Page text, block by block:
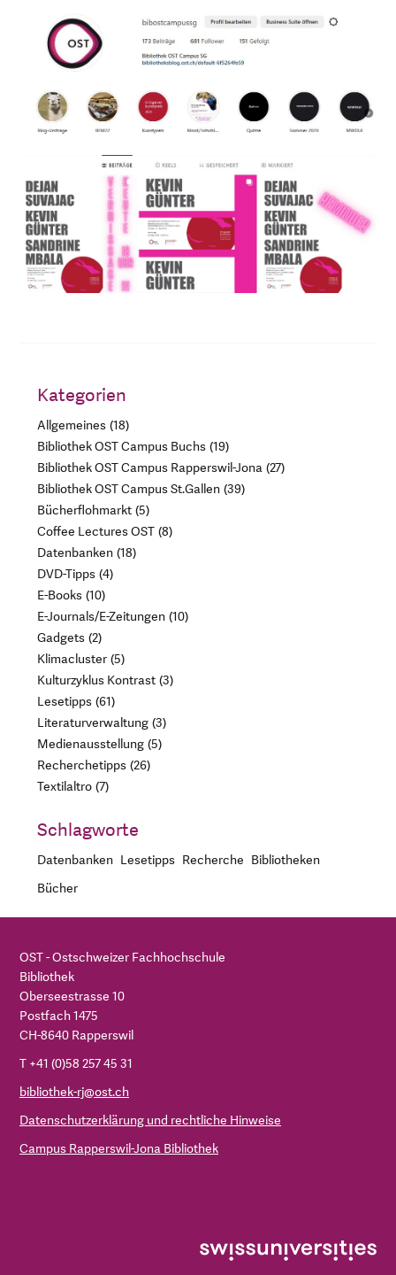
Kategorien
Allgemeines 18
Bibliothek OST Campus Buchs 19
Bibliothek OST Campus Rapperswil-Jona 27
Bibliothek OST Campus St.Gallen 39
Bücherflohmarkt 5
Coffee Lectures OST 8
Datenbanken 18
DVD-Tipps 4
E-Books 10
E-Journals/E-Zeitungen 10
Gadgets 2
Klimacluster 5
Kulturzyklus Kontrast 3
Lesetipps 61
Literaturverwaltung 3
Medienausstellung 5
Recherchetipps 26
Textilaltro 7
Schlagworte
Datenbanken Lesetipps Recherche Bibliotheken
Bücher
OST - Ostschweizer Fachhochschule
Bibliothek
Oberseestrasse 10
Postfach 1475
CH-8640 Rapperswil
T +41 (0)58 257 45 31
bibliothek-rj@ost.ch
Datenschutzerklärung und rechtliche Hinweise
Campus Rapperswil-Jona Bibliothek